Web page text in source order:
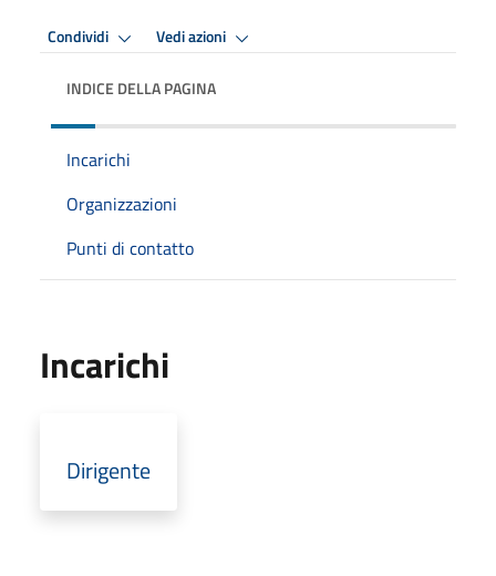
Condividi Vedi azioni
INDICE DELLA PAGINA
Incarichi
Organizzazioni
Punti di contatto
Incarichi
Dirigente